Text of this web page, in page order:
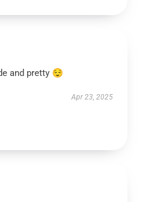
and pretty 😌
Apr 23, 2025